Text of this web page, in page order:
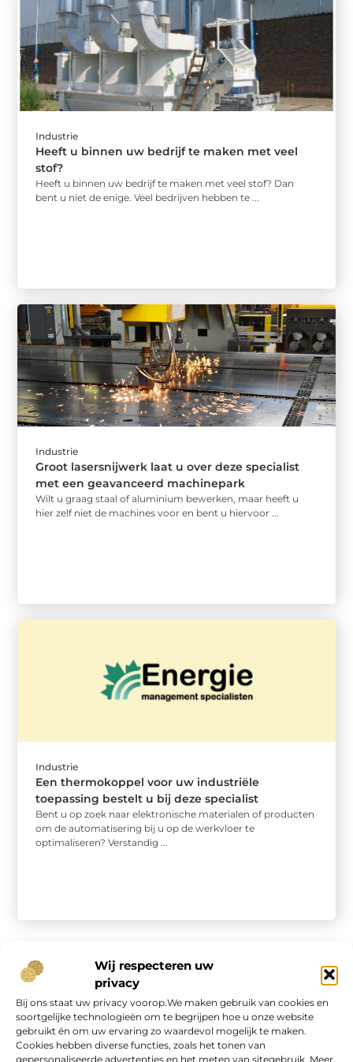
Wij respecteren uw
privacy
Bij ons staat uw privacy voorop.We maken gebruik van cookies en
soortgelijke technologieën om te begrijpen hoe u onze website
gebruikt én om uw ervaring zo waardevol mogelijk te maken.
Cookies hebben diverse functies, zoals het tonen van
gepersonaliseerde advertenties en het meten van sitegebruik. Meer
Industrie
Heeft u binnen uw bedrijf te maken met veel
stof?
Heeft u binnen uw bedrijf te maken met veel stof? Dan
bent u niet de enige. Veel bedrijven hebben te ...
Industrie
Groot lasersnijwerk laat u over deze specialist
met een geavanceerd machinepark
Wilt u graag staal of aluminium bewerken, maar heeft u
hier zelf niet de machines voor en bent u hiervoor ...
Industrie
Een thermokoppel voor uw industriële
toepassing bestelt u bij deze specialist
Bent u op zoek naar elektronische materialen of producten
om de automatisering bij u op de werkvloer te
optimaliseren? Verstandig ...
Onze informatie